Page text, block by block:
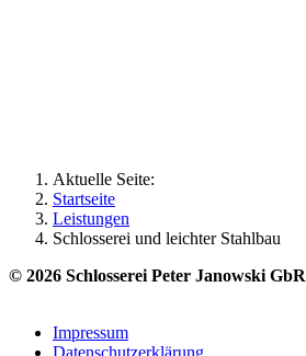
Aktuelle Seite:
Startseite
Leistungen
Schlosserei und leichter Stahlbau
© 2026 Schlosserei Peter Janowski GbR
Impressum
Datenschutzerklärung